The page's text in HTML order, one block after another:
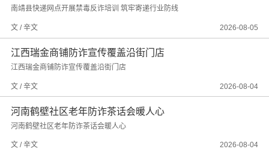
南靖县快递网点开展禁毒反诈培训 筑牢寄递行业防线
文 / 辛文 2026-08-05
江西瑞金商铺防诈宣传覆盖沿街门店
江西瑞金商铺防诈宣传覆盖沿街门店
文 / 辛文 2026-08-04
河南鹤壁社区老年防诈茶话会暖人心
河南鹤壁社区老年防诈茶话会暖人心
文 / 辛文 2026-08-04